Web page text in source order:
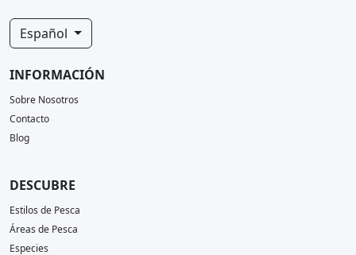
Español
INFORMACIÓN
Sobre Nosotros
Contacto
Blog
DESCUBRE
Estilos de Pesca
Áreas de Pesca
Especies